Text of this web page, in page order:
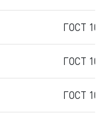
ГОСТ
ГОСТ
ГОСТ